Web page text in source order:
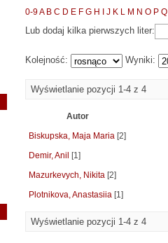
0-9A B C D E F G H J K L M N O P Q
Lub dodaj kilka pierwszych liter:
Kolejność: Wyniki:
Wyświetlanie pozycji 1-4 z 4
Autor
Biskupska, Maja Maria [2]
Demir, Anil
[1]
Mazurkevych, Nikita [2]
Plotnikova, Anastasiia [1]
Wyświetlanie pozycji 1-4 z 4